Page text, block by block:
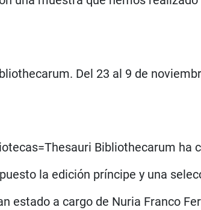
Del 23 al 9 de
Bibliothecarum ha
la edición príncipe y una
estado a cargo de Nuria Franco